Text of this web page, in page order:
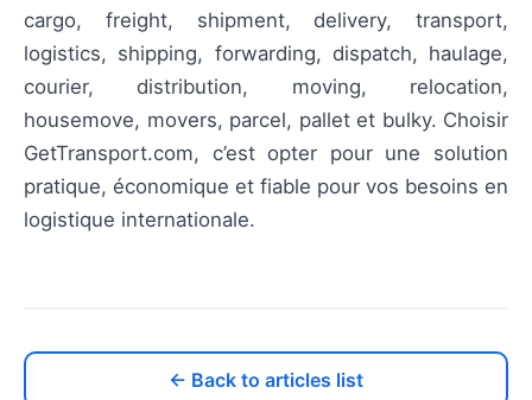
cargo, freight, shipment, delivery, transport,
logistics, shipping, forwarding, dispatch, haulage,
courier, distribution, moving, relocation,
housemove, movers, parcel, pallet et bulky. Choisir
GetTransport.com, c’est opter pour une solution
pratique, économique et fiable pour vos besoins en
logistique internationale.
← Back to articles list